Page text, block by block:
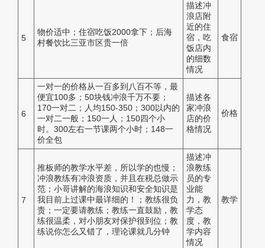
5
物价适中；住宿吃饭2000拿下；后海
村餐饮比三亚市区贵一倍
描述冲
浪店附
近的住
宿，吃
饭店内
的细数
情况
食宿
6
一对一的价格从一百多到八百不等，最
便宜100多；50块钱冲浪千万不要；
170一对二；人均150-350；300以内的
一对二一般；150一人；150四个小
时。300左右一节课两个小时；148一
价全包
描述各
家冲浪
店的价
格情况
价格
7
推板师的教学水平差，所以学的也慢；
冲浪教练有冲浪资质，并且在税总做示
范；小哥讲解的海浪知识和安全知识是
我目前上过课中最详细的！；教练很负
责；一定要请教练；教练一直鼓励，教
练很温柔，对小朋友对保护很到位；教
练说你怎么又错了，理论课就几分钟
描述冲
浪教练
员的专
业能
力，教
学态
度，教
学内容
情况
教学